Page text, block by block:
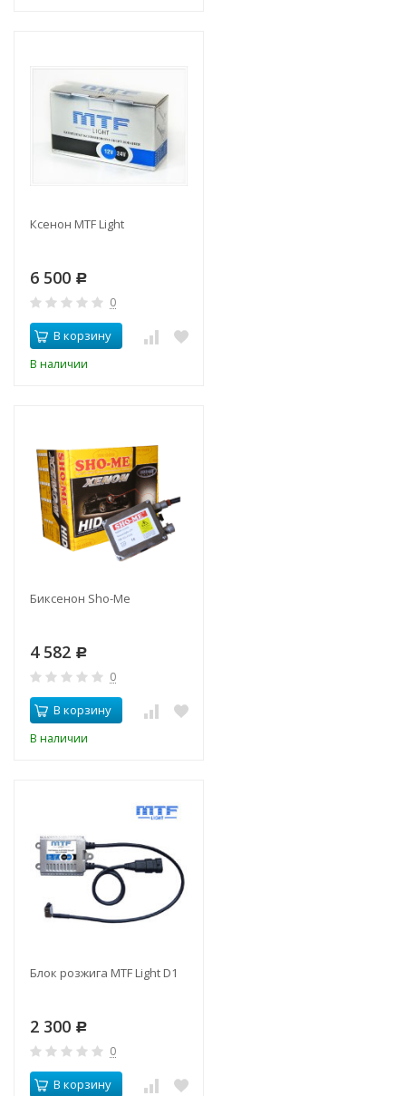
Ксенон MTF Light
6 500 Р
0
В корзину
В наличии
Биксенон Sho-Me
4 582 Р
0
В корзину
В наличии
Блок розжига MTF Light D1
2 300 Р
0
В корзину